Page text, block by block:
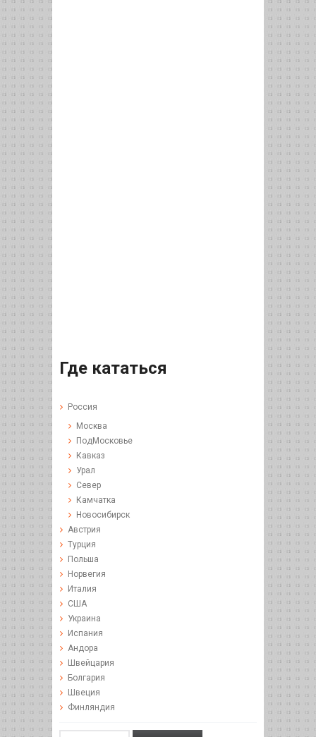
Где кататься
Россия
Москва
ПодМосковье
Кавказ
Урал
Север
Камчатка
Новосибирск
Австрия
Турция
Польша
Норвегия
Италия
США
Украина
Испания
Андора
Швейцария
Болгария
Швеция
Финляндия